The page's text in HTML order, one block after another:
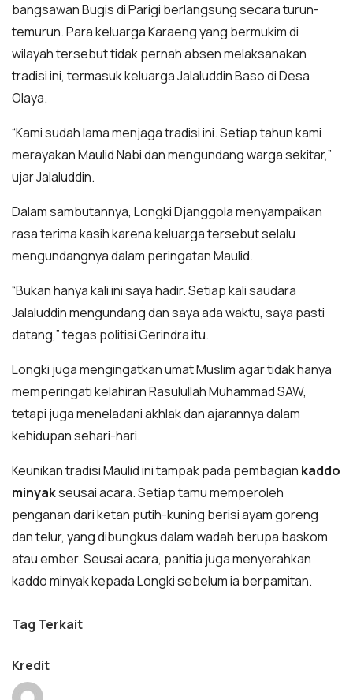
bangsawan Bugis di Parigi berlangsung secara turun-
temurun. Para keluarga Karaeng yang bermukim di
wilayah tersebut tidak pernah absen melaksanakan
tradisi ini, termasuk keluarga Jalaluddin Baso di Desa
Olaya.
“Kami sudah lama menjaga tradisi ini. Setiap tahun kami
merayakan Maulid Nabi dan mengundang warga sekitar,”
ujar Jalaluddin.
Dalam sambutannya, Longki Djanggola menyampaikan
rasa terima kasih karena keluarga tersebut selalu
mengundangnya dalam peringatan Maulid.
“Bukan hanya kali ini saya hadir. Setiap kali saudara
Jalaluddin mengundang dan saya ada waktu, saya pasti
datang,” tegas politisi Gerindra itu.
Longki juga mengingatkan umat Muslim agar tidak hanya
memperingati kelahiran Rasulullah Muhammad SAW,
tetapi juga meneladani akhlak dan ajarannya dalam
kehidupan sehari-hari.
Keunikan tradisi Maulid ini tampak pada pembagian kaddo
minyakseusai acara. Setiap tamu memperoleh
penganan dari ketan putih-kuning berisi ayam goreng
dan telur, yang dibungkus dalam wadah berupa baskom
atau ember. Seusai acara, panitia juga menyerahkan
kaddo minyak kepada Longki sebelum ia berpamitan.
Tag Terkait
Kredit